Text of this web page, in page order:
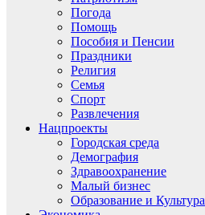
Погода
Помощь
Пособия и Пенсии
Праздники
Религия
Семья
Спорт
Развлечения
Нацпроекты
Городская среда
Демография
Здравоохранение
Малый бизнес
Образование и Культура